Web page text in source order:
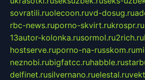
sovratili.ruolecoon.ruvd-dosug.ru
rbc-news.ruporno-skvirt.rukrospr.ru
13autor-kolonka.rusormol.ru2rich.ru
hostserve.ruporno-na-russkom.ru
neznobi.rubigfatcc.ruhabble.ru
delfinet.rusilvernano.ruelestal.ru